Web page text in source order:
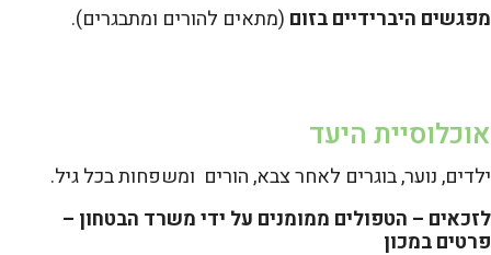
מפגשים היברידיים בזום (מתאים להורים ומתבגרים).
אוכלוסיית היעד
ילדים, נוער, בוגרים לאחר צבא, הורים ומשפחות בכל גיל.
לזכאים – הטפולים ממומנים על ידי משרד הבטחון –
פרטים במכון